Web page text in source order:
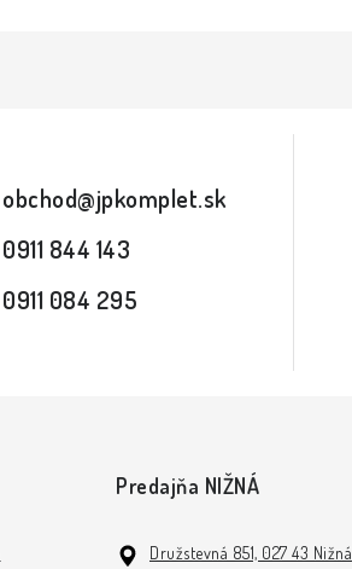
obchod@jpkomplet.sk
0911 844 143
0911 084 295
Predajňa NIŽNÁ
Družstevná 851, 027 43 Nižná